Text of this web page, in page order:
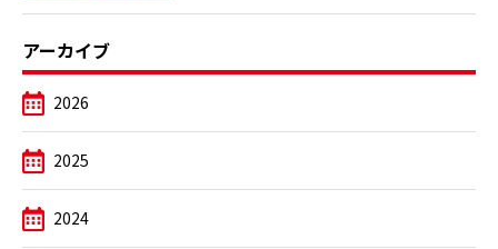
アーカイブ
2026
2025
2024